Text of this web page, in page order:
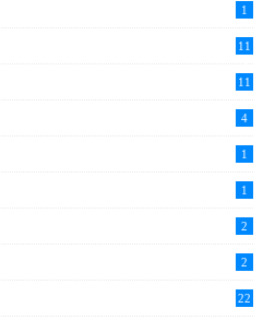
1
11
11
4
1
1
2
2
22